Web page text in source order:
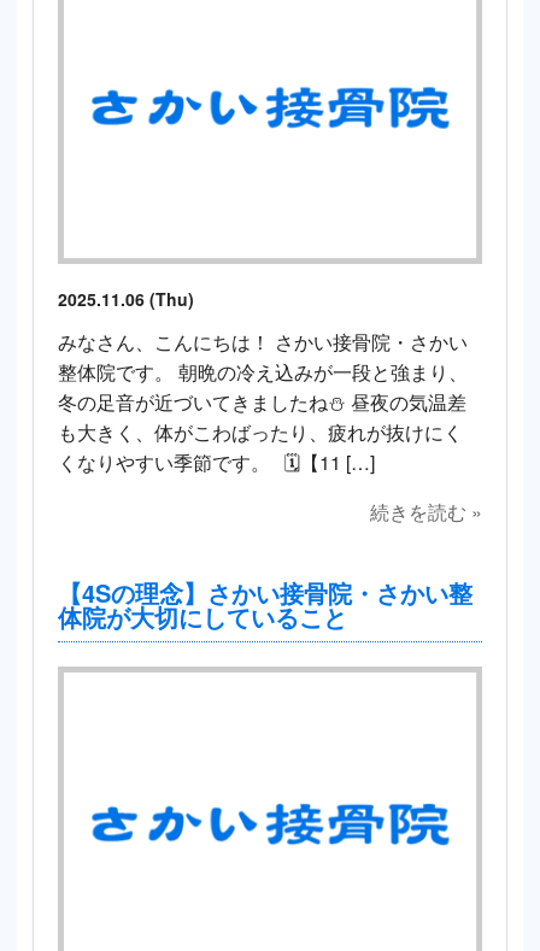
2025.11.06 (Thu)
みなさん、こんにちは！ さかい接骨院・さかい
整体院です。 朝晩の冷え込みが一段と強まり、
冬の足音が近づいてきましたね⛄ 昼夜の気温差
も大きく、体がこわばったり、疲れが抜けにく
くなりやすい季節です。 🗓【11 […]
続きを読む »
【4Sの理念】さかい接骨院・さかい整
体院が大切にしていること